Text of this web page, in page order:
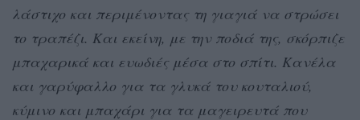
λάστιχο και περιμένοντας τη γιαγιά να στρώσει
το τραπέζι. Και εκείνη, με την ποδιά της, σκόρπιζε
μπαχαρικά και ευωδιές μέσα στο σπίτι. Κανέλα
και γαρύφαλλο για τα γλυκά του κουταλιού,
κύμινο και μπαχάρι για τα μαγειρευτά που